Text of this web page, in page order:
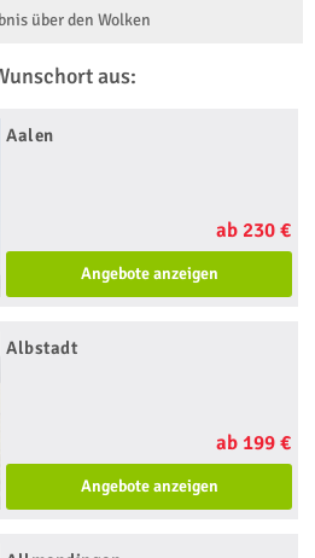
über den Wolken
aus:
Aalen
ab 230 €
Angebote anzeigen
Albstadt
ab 199 €
Angebote anzeigen